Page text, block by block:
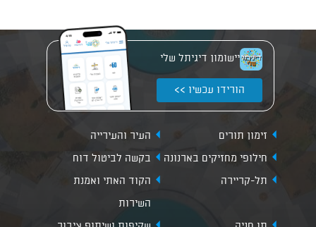
יישומון דיגיתל שלי
הורידו עכשיו >>
זימון תורים
העיר והעירייה
חילופי מחזיקים בארנונה
בקשה לביטול דוח
תל-קריירה
הקוד האתי ואמנת
השירות